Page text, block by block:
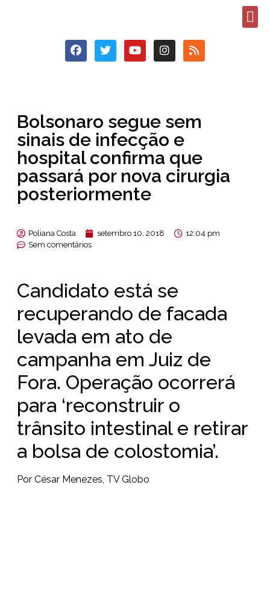
Bolsonaro segue sem
sinais de infecção e
hospital confirma que
passará por nova cirurgia
posteriormente
Poliana Costa setembro 10, 2018
12:04 pm
Sem comentários
Candidato está se
recuperando de facada
levada em ato de
campanha em Juiz de
Fora. Operação ocorrerá
para ‘reconstruir o
trânsito intestinal e retirar
a bolsa de colostomia’.
Por César Menezes, TV Globo